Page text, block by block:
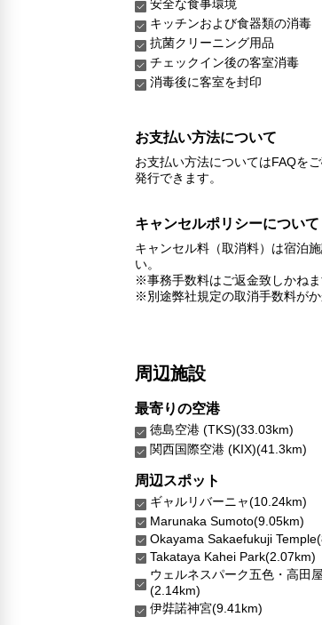
安全な食事環境
キッチンおよび食器類の消毒
抗菌クリーニング用品
チェックイン後の客室消毒
消毒後に客室を封印
お支払い方法について
お支払い方法についてはFAQを
発行できます。
キャンセルポリシーについて
キャンセル料（取消料）は宿泊
い。
※事務手数料はご返金致しかねま
※別途弊社規定の取消手数料がか
周辺施設
最寄りの空港
徳島空港 (TKS)(33.03km)
関西国際空港 (KIX)(41.3km)
周辺スポット
ギャルリバーニャ(10.24km)
Marunaka Sumoto(9.05km)
Okayama Sakaefukuji
Takataya Kahei Park(2.07km)
ウェルネスパーク五色・高田
(2.14km)
伊弉諾神宮(9.41km)